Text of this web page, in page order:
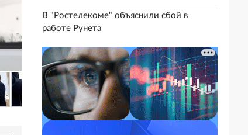
В "Ростелекоме" объяснили сбой в
работе Рунета